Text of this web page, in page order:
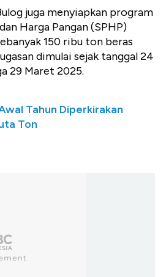
juga menyiapkan program
Harga Pangan (SPHP)
150 ribu ton beras
dimulai sejak tanggal 24
29 Maret 2025.
Tahun Diperkirakan
Ton